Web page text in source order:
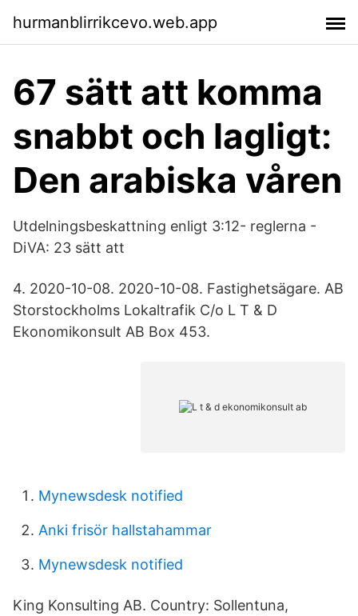
hurmanblirrikcevo.web.app
67 sätt att komma
snabbt och lagligt:
Den arabiska våren
Utdelningsbeskattning enligt 3:12- reglerna -
DiVA: 23 sätt att
4. 2020-10-08. 2020-10-08. Fastighetsägare. AB
Storstockholms Lokaltrafik C/o L T & D
Ekonomikonsult AB Box 453.
Mynewsdesk notified
Anki frisör hallstahammar
Mynewsdesk notified
King Konsulting AB. Country: Sollentuna,